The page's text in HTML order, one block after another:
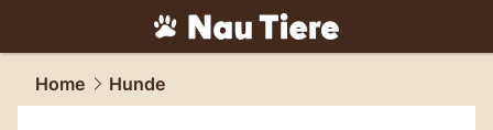
tiere.NAU.ch
Home Hunde